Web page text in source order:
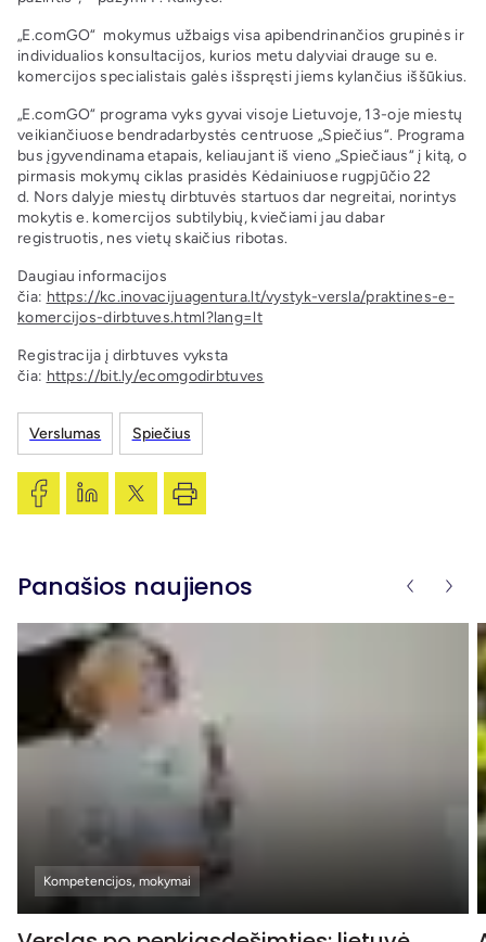
„E.comGO“ mokymus užbaigs visa apibendrinančios grupinės ir
individualios konsultacijos, kurios metu dalyviai drauge su e.
komercijos specialistais galės išspręsti jiems kylančius iššūkius.
„E.comGO“ programa vyks gyvai visoje Lietuvoje, 13-oje miestų
veikiančiuose bendradarbystės centruose „Spiečius“. Programa
bus įgyvendinama etapais, keliaujant iš vieno „Spiečiaus“ į kitą, o
pirmasis mokymų ciklas prasidės Kėdainiuose rugpjūčio 22
d. Nors dalyje miestų dirbtuvės startuos dar negreitai, norintys
mokytis e. komercijos subtilybių, kviečiami jau dabar
registruotis, nes vietų skaičius ribotas.
Daugiau informacijos
čia: https://kc.inovacijuagentura.lt/vystyk-versla/praktines-e-
komercijos-dirbtuves.html?lang=lt
Registracija į dirbtuves vyksta
čia: https://bit.ly/ecomgodirbtuves
Verslumas Spiečius
Panašios naujienos
Kompetencijos, mokymai